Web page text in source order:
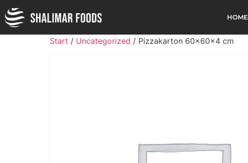
HOME
Start / Uncategorized / Pizzakarton 60x60x4 cm